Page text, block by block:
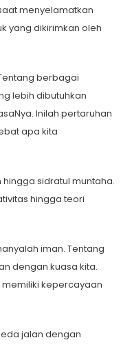
menyelamatkan
yang dikirimkan oleh
berbagai
lebih dibutuhkan
Inilah pertaruhan
apa kita
sidratul muntaha.
hingga teori
iman. Tentang
dengan kuasa kita.
kepercayaan
jalan dengan